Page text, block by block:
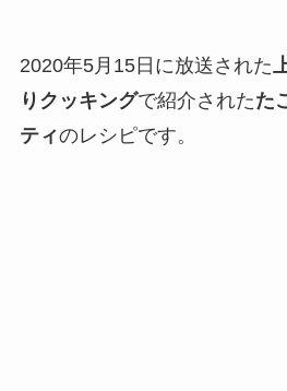
2020年5月15日に放送された
りクッキングで紹介されたた
ティのレシピです。